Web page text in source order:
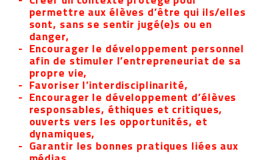
permettre aux élèves d’être qui ils/elles
sont, sans se sentir jugé(e)s ou en
danger,
Encourager le développement personnel
afin de stimuler l’entrepreneuriat de sa
propre vie,
Favoriser l’interdisciplinarité,
Encourager le développement d’élèves
responsables, éthiques et critiques,
ouverts vers les opportunités, et
dynamiques,
Garantir les bonnes pratiques liées aux